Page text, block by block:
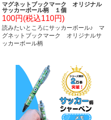
マグネットブックマーク オリジナル
サッカーボール柄 １個
100円(税込110円)
読みたいところにサッカーボール♪ マ
グネットブックマーク オリジナルサ
ッカーボール柄